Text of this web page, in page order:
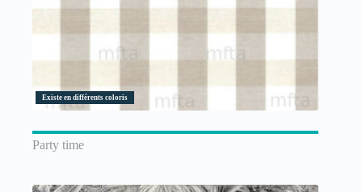
Existe en différents coloris
Party time